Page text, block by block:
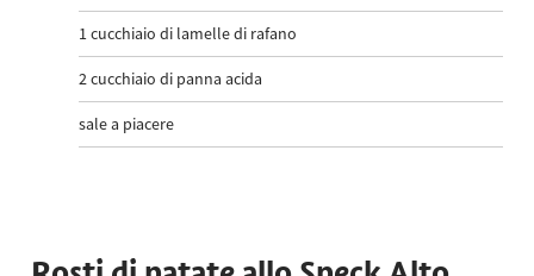
1 cucchiaio di lamelle di rafano
2 cucchiaio di panna acida
sale a piacere